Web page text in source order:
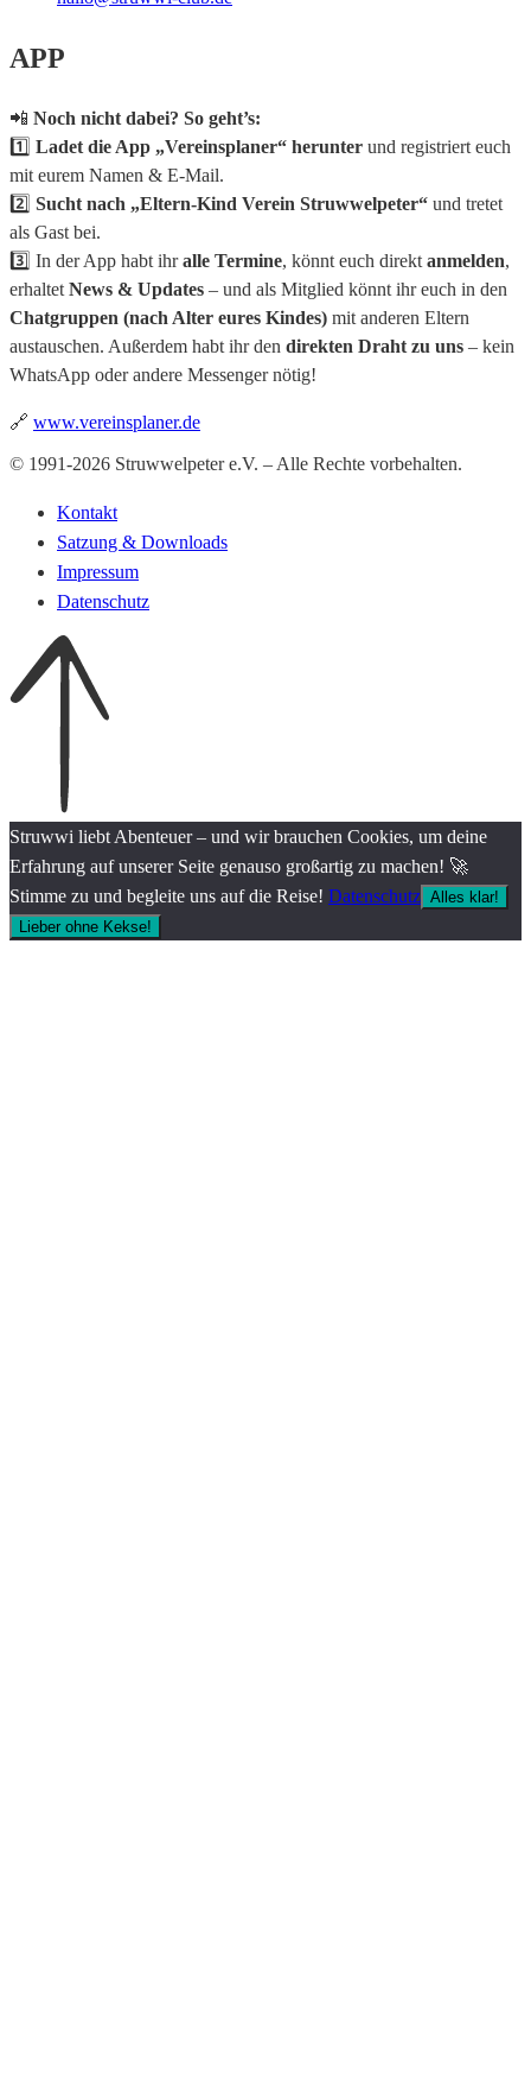
APP
📲 Noch nicht dabei? So geht’s:
1️⃣ Ladet die App „Vereinsplaner“ herunter und registriert euch
mit eurem Namen & E-Mail.
2️⃣ Sucht nach „Eltern-Kind Verein Struwwelpeter“ und tretet
als Gast bei.
3️⃣ In der App habt ihralle Termine, könnt euch direkt anmelden,
erhaltet News & Updates – und als Mitglied könnt ihr euch in den
Chatgruppen (nach Alter eures Kindes) mit anderen Eltern
austauschen. Außerdem habt ihr den direkten Draht zu uns – kein
WhatsApp oder andere Messenger nötig!
🔗 www.vereinsplaner.de
© 1991-2026 Struwwelpeter e.V. – Alle Rechte vorbehalten.
Kontakt
Satzung & Downloads
Impressum
Datenschutz
Struwwi liebt Abenteuer – und wir brauchen Cookies, um deine
Erfahrung auf unserer Seite genauso großartig zu machen! 🚀
Stimme zu und begleite uns auf die Reise! Datenschutz Alles klar!
Lieber ohne Kekse!